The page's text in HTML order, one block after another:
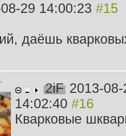
29 14:00:23
даёшь
2iF 2013-
14:02:40
Кварковые